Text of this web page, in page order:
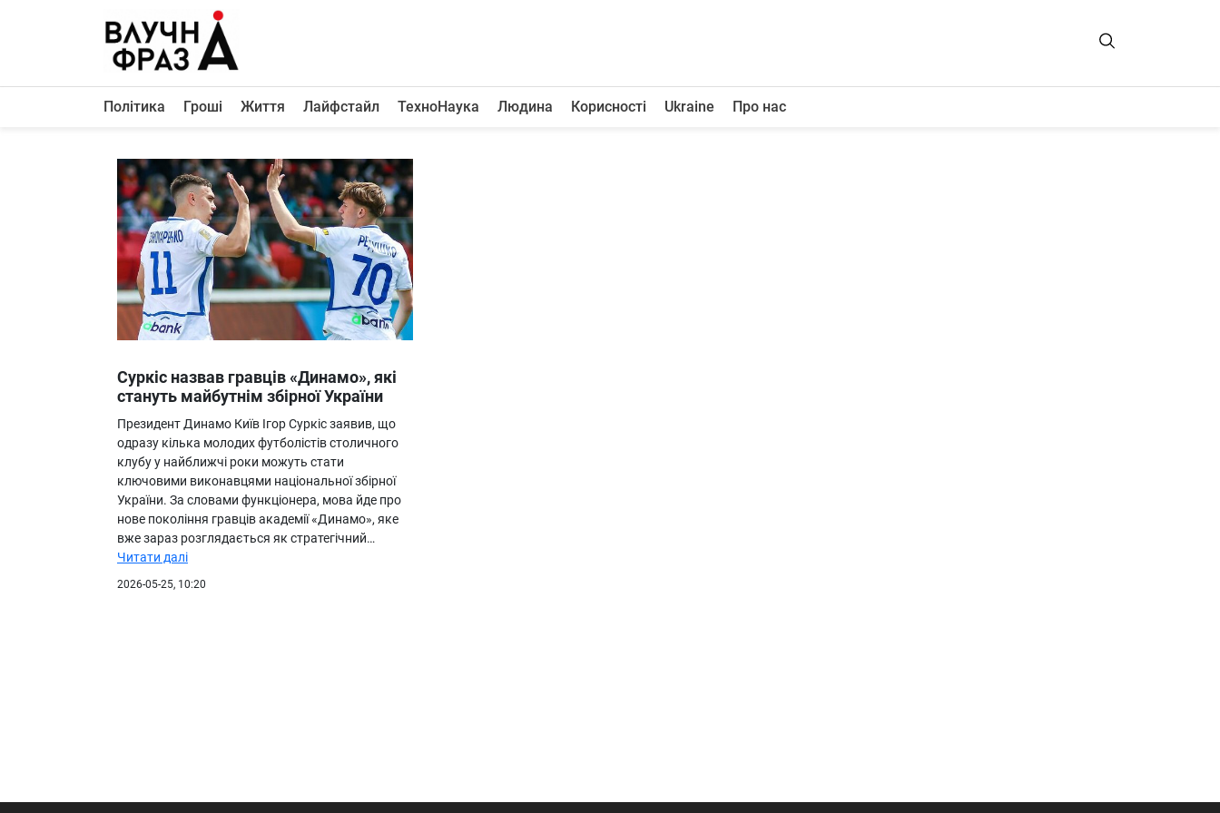
Політика
Життя
Лайфстайл
ТехноНаука
Людина
Корисності
Про нас
Політика Гроші Життя Лайфстайл ТехноНаука Людина Корисності Ukraine Про нас
Суркіс назвав гравців «Динамо», які
стануть майбутнім збірної України
Президент Динамо Київ Ігор Суркіс заявив, що
одразу кілька молодих футболістів столичного
клубу у найближчі роки можуть стати
ключовими виконавцями національної збірної
України. За словами функціонера, мова йде про
нове покоління гравців академії «Динамо», яке
вже зараз розглядається як стратегічний…
Читати далі
2026-05-25, 10:20